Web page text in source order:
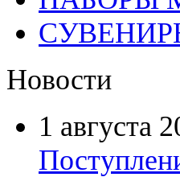
Новости
1 августа